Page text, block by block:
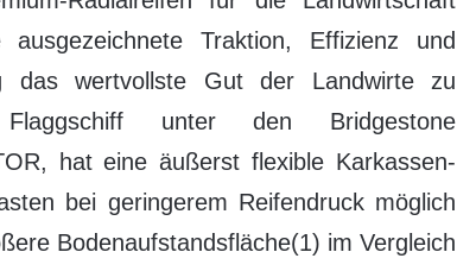
Traktion, Effizienz und
das wertvollste Gut der Landwirte zu
unter den Bridgestone
hat eine äußerst flexible Karkassen-
bei geringerem Reifendruck möglich
Bodenaufstandsfläche(1) im Vergleich